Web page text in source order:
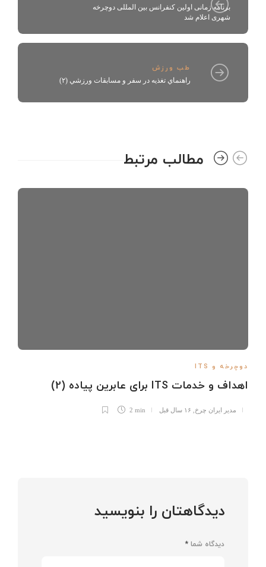
برنامه زمانی اولین کنفرانس بین المللی دوچرخه
شهری اعلام شد
طب ورزش
راهنماي تغذيه در سفر و مسابقات ورزشي (۲)
مطالب مرتبط
دوچرخه و ITS
اهداف و خدمات ITS برای عابرین پیاده (2)
مدیر ایران چرخ ۱۶ سال قبل 2 min
دیدگاهتان را بنویسید
دیدگاه شما *